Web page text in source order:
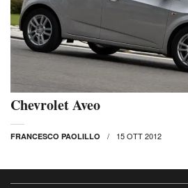
Chevrolet Aveo
FRANCESCO PAOLILLO 15 OTT 2012